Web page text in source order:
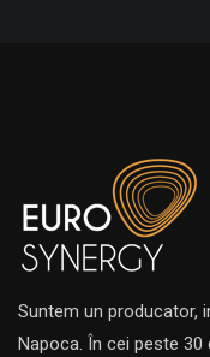
Suntem un producator,
Napoca. În cei peste